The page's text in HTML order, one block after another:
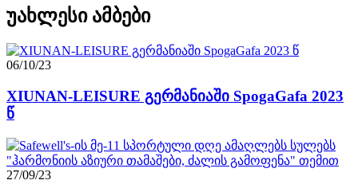
უახლესი ამბები
06/10/23
XIUNAN-LEISURE გერმანიაში SpogaGafa 2023
წ
27/09/23